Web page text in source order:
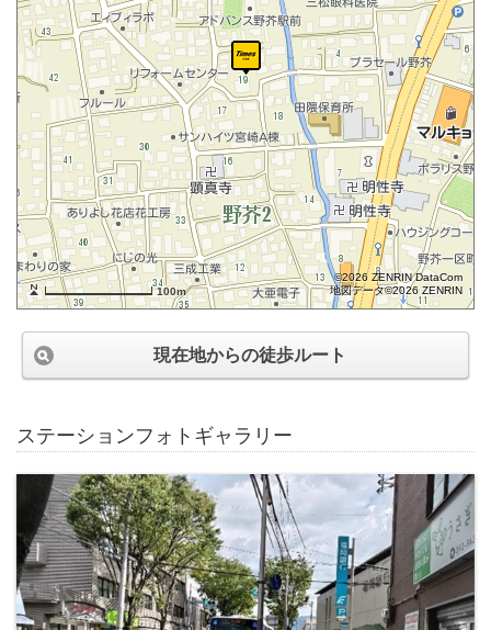
100m
©2026 ZENRIN DataCom
地図データ©2026 ZENRIN
現在地からの徒歩ルート
ステーションフォトギャラリー